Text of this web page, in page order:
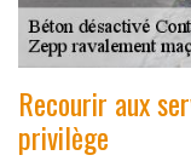
Recourir aux
privilège